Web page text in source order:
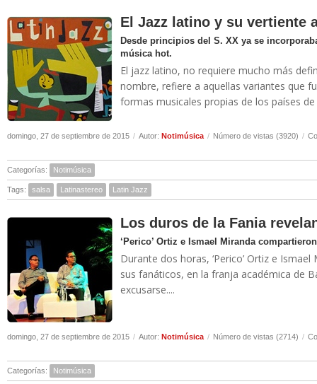
El Jazz latino y su vertiente
Desde principios del S. XX ya se
música hot.
El jazz latino, no requiere mucho más
nombre, refiere a aquellas variantes que
formas musicales propias de los países de
domingo, 27 de septiembre de 2015 / Autor: Notimúsica / Número de vistas (3920) /
Categorías: Notimúsica
Tags: salsa Latinastereo Latin Jazz
Los duros de la Fania
‘Perico’ Ortiz e Ismael Miranda
Durante dos horas, ‘Perico’ Ortiz e
sus fanáticos, en la franja académica de
excusarse....
domingo, 27 de septiembre de 2015 / Autor: Notimúsica / Número de vistas (2714) /
Categorías: Notimúsica